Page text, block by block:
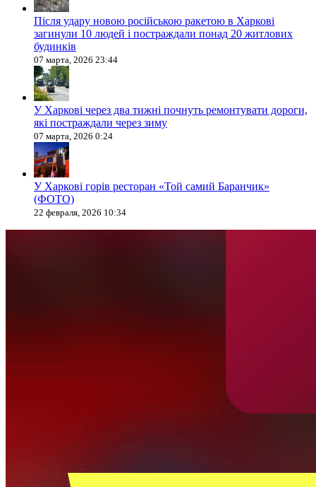
Після удару новою російською ракетою в Харкові
загинули 10 людей і постраждали понад 20 житлових
будинків
07 марта, 2026 23:44
У Харкові через два тижні почнуть ремонтувати дороги,
які постраждали через зиму
07 марта, 2026 0:24
У Харкові горів ресторан «Той самий Баранчик»
(ФОТО)
22 февраля, 2026 10:34